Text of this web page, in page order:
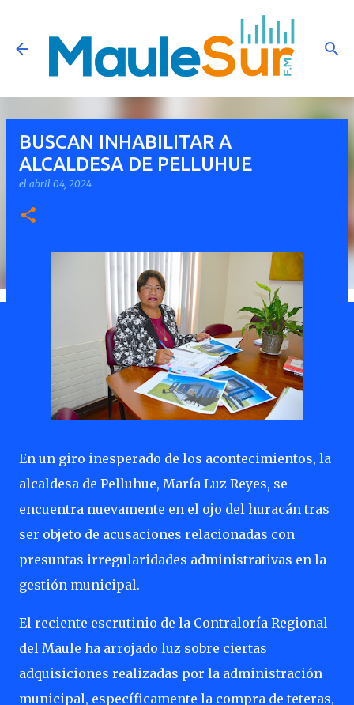
Ir al contenido principal
BUSCAN INHABILITAR A
ALCALDESA DE PELLUHUE
el abril 04, 2024
En un giro inesperado de los acontecimientos, la
alcaldesa de Pelluhue, María Luz Reyes, se
encuentra nuevamente en el ojo del huracán tras
ser objeto de acusaciones relacionadas con
presuntas irregularidades administrativas en la
gestión municipal.
El reciente escrutinio de la Contraloría Regional
del Maule ha arrojado luz sobre ciertas
adquisiciones realizadas por la administración
municipal, específicamente la compra de teteras,